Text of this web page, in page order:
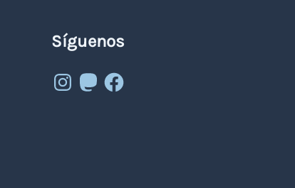
Síguenos
Instagram
MastodonFacebook